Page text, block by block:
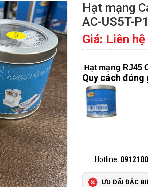
Hạt mạng
AC-US5T-
Giá: Liên hệ
Hạt mạng RJ45
Quy cách đóng
Hotline:
ƯU ĐÃI ĐẶC